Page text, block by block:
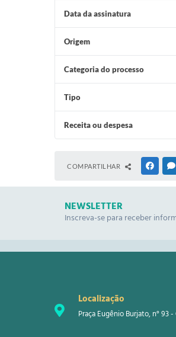
Data da assinatura
Origem
Categoria do processo
Tipo
Receita ou despesa
COMPARTILHAR
NEWSLETTER
Inscreva-se para receber
Localização
Praça Eugênio Burjato, n° 93